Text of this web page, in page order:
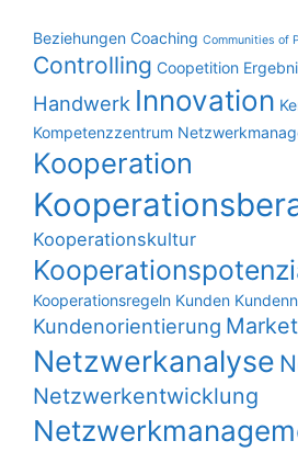
Beziehungen Coaching Communities of
Controlling Coopetition
Handwerk Innovation
Kompetenzzentrum
Kooperation
Kooperationskultur
Kooperationsregeln Kunden
Kundenorientierung
Netzwerkanalyse
Netzwerkentwicklung